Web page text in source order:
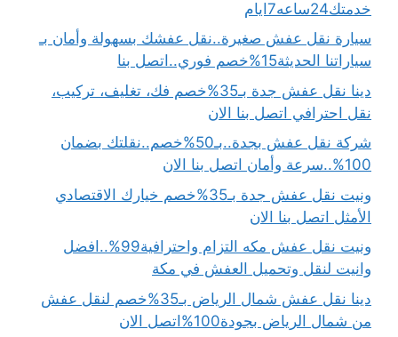
خدمتك24ساعه7ايام
سيارة نقل عفش صغيرة..نقل عفشك بسهولة وأمان بـ
سياراتنا الحديثة15%خصم فوري..اتصل بنا
دينا نقل عفش جدة بـ35%خصم فك، تغليف، تركيب،
نقل احترافي اتصل بنا الان
شركة نقل عفش بجدة..بـ50%خصم..نقلتك بضمان
100%..سرعة وأمان اتصل بنا الان
ونيت نقل عفش جدة بـ35%خصم خيارك الاقتصادي
الأمثل اتصل بنا الان
ونيت نقل عفش مكه التزام واحترافية99%..افضل
وانيت لنقل وتحميل العفش في مكة
دينا نقل عفش شمال الرياض بـ35%خصم لنقل عفش
من شمال الرياض بجودة100%اتصل الان